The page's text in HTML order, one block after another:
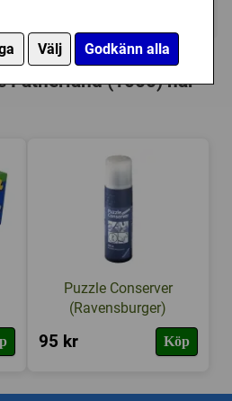
Välj Godkänn alla
köpt Kaj Stenvall:
Fatherland (1000) har
Puzzle Conserver
(Ravensburger)
95 kr Köp